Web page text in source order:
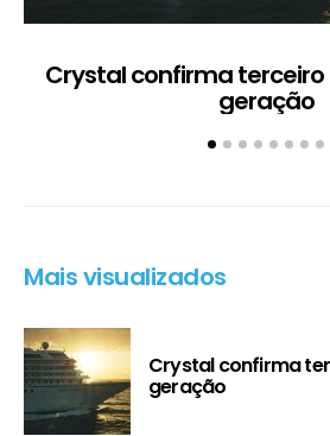
Crystal confirma
geração
Mais visualizados
Crystal confirma
geração